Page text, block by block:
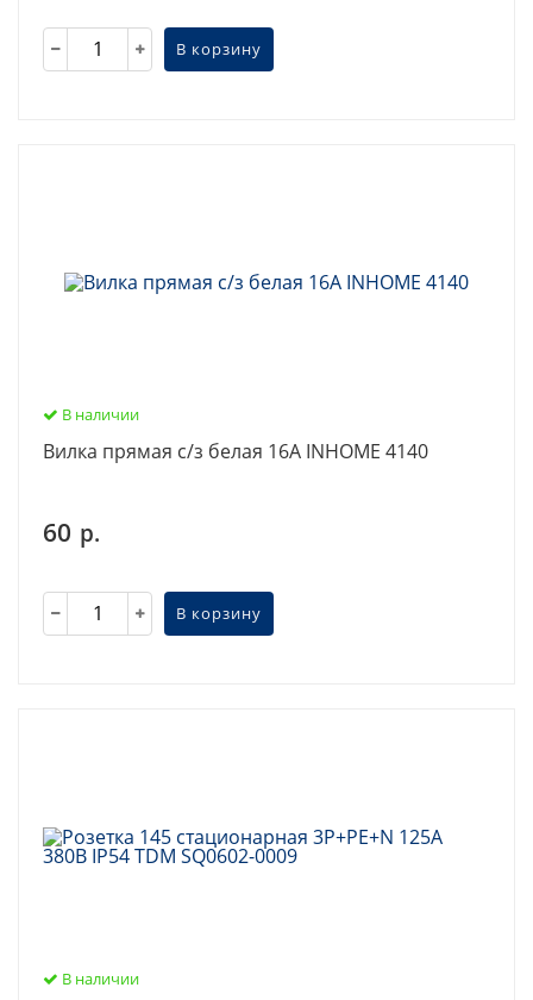
В корзину
В наличии
Вилка прямая с/з белая 16А INHOME 4140
60 р.
В корзину
В наличии